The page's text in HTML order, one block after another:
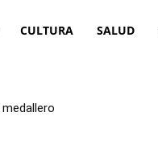
CULTURA SALUD